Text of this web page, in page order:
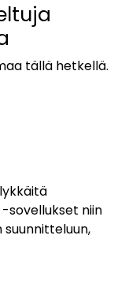
tällä hetkellä.
sovellukset niin